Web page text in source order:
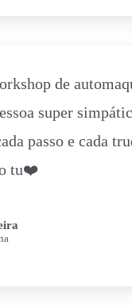
de
super
passo e cada
tu❤️